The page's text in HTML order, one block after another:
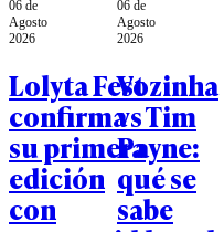
06 de
Agosto
2026
Lolyta Fest
confirma
su primera
edición
con
06 de
Agosto
2026
Vozinha
vs Tim
Payne:
qué se
sabe